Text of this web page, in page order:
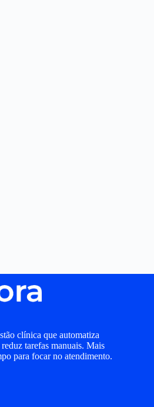
clínica que automatiza
tarefas manuais. Mais
para focar no atendimento.